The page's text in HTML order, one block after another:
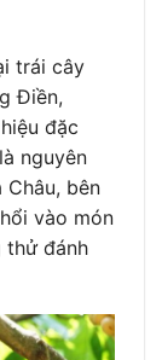
trái cây
Điền,
đặc
nguyên
Châu, bên
vào món
thử đánh